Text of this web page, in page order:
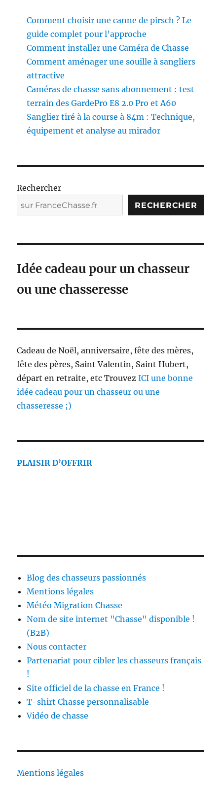
Comment choisir une canne de pirsch ? Le
guide complet pour l’approche
Comment installer une Caméra de Chasse
Comment aménager une souille à sangliers
attractive
Caméras de chasse sans abonnement : test
terrain des GardePro E8 2.0 Pro et A60
Sanglier tiré à la course à 84m : Technique,
équipement et analyse au mirador
Rechercher
RECHERCHER
Idée cadeau pour un chasseur
ou une chasseresse
Cadeau de Noël, anniversaire, fête des mères,
fête des pères, Saint Valentin, Saint Hubert,
départ en retraite, etc TrouvezICI une bonne
idée cadeau pour un chasseur ou une
chasseresse ;)
PLAISIR D’OFFRIR
Blog des chasseurs passionnés
Mentions légales
Météo Migration Chasse
Nom de site internet "Chasse" disponible !
(B2B)
Nous contacter
Partenariat pour cibler les chasseurs français
!
Site officiel de la chasse en France !
T-shirt Chasse personnalisable
Vidéo de chasse
Mentions légales